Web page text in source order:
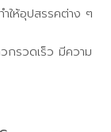
ให้อุปสรรคต่าง ๆ
กรวดเร็ว มีความ